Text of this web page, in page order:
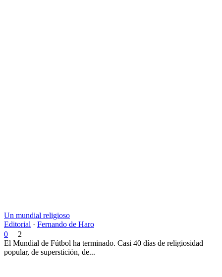
Un mundial religioso
Editorial · Fernando de Haro
0
2
El Mundial de Fútbol ha terminado. Casi 40 días de religiosidad
popular, de superstición, de...